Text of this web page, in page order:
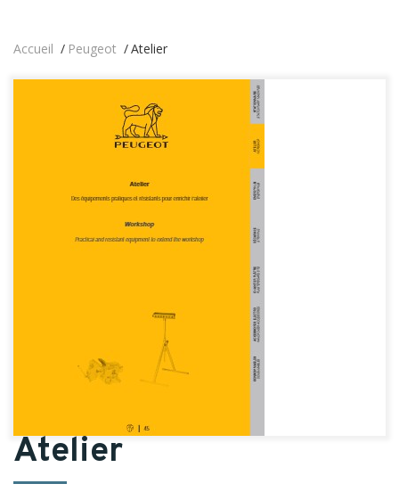
Accueil Peugeot Atelier
Atelier